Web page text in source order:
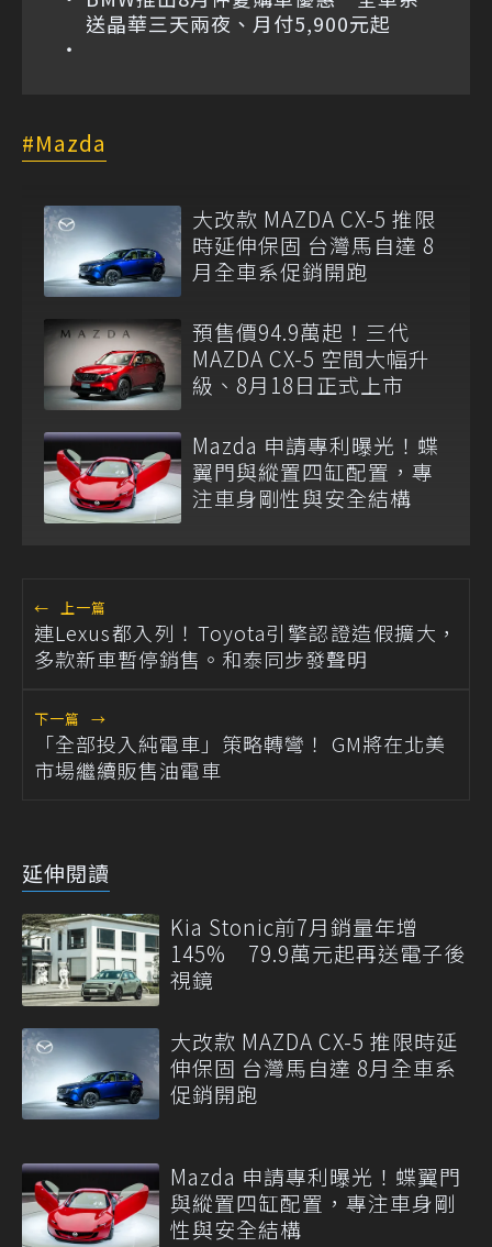
送晶華三天兩夜、月付5,900元起
Mazda
大改款 MAZDA CX-5 推限
時延伸保固 台灣馬自達 8
月全車系促銷開跑
預售價94.9萬起！三代
MAZDA CX-5 空間大幅升
級、8月18日正式上市
Mazda 申請專利曝光！蝶
翼門與縱置四缸配置，專
注車身剛性與安全結構
← 上一篇
連Lexus都入列！Toyota引擎認證造假擴大，
多款新車暫停銷售。和泰同步發聲明
下一篇 →
「全部投入純電車」策略轉彎！ GM將在北美
市場繼續販售油電車
延伸閱讀
Kia Stonic前7月銷量年增
145% 79.9萬元起再送電子後
視鏡
大改款 MAZDA CX-5 推限時延
伸保固 台灣馬自達 8月全車系
促銷開跑
Mazda 申請專利曝光！蝶翼門
與縱置四缸配置，專注車身剛
性與安全結構